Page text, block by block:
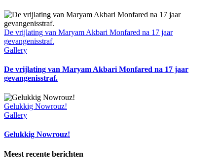
De vrijlating van Maryam Akbari Monfared na 17 jaar
gevangenisstraf.
Gallery
De vrijlating van Maryam Akbari Monfared na 17 jaar
gevangenisstraf.
Gelukkig Nowrouz!
Gallery
Gelukkig Nowrouz!
Meest recente berichten